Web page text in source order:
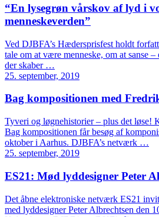
“En lysegrøn vårskov af lyd i
menneskeverden”
Ved DJBFA’s Hædersprisfest holdt
tale om at være menneske, om at sanse
der skaber …
25. september, 2019
Bag kompositionen med
Tyveri og løgnehistorier – plus det løse!
Bag kompositionen får besøg af
oktober i Aarhus. DJBFA’s netværk …
25. september, 2019
ES21: Mød lyddesigner Peter
Det åbne elektroniske netværk ES21
med lyddesigner Peter Albrechtsen den